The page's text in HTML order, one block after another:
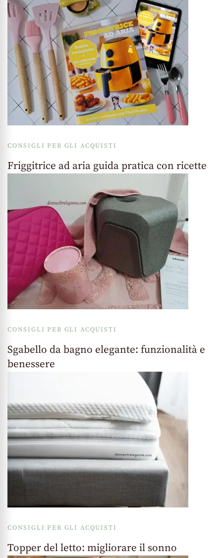
CONSIGLI PER GLI ACQUISTI
Friggitrice ad aria guida pratica con ricette
CONSIGLI PER GLI ACQUISTI
Sgabello da bagno elegante: funzionalità e
benessere
CONSIGLI PER GLI ACQUISTI
Topper del letto: migliorare il sonno